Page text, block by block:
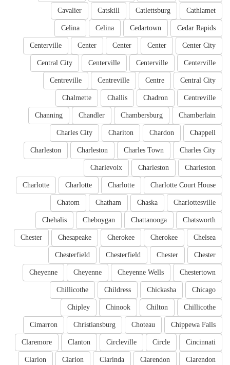
Cathlamet
Catlettsburg
Catskill
Cavalier
Cedar Rapids
Cedartown
Celina
Celina
Center City
Center
Center
Center
Centerville
Centerville
Centerville
Centerville
Central City
Central City
Centre
Centreville
Centreville
Centreville
Chadron
Challis
Chalmette
Chamberlain
Chambersburg
Chandler
Channing
Chappell
Chardon
Chariton
Charles City
Charles City
Charles Town
Charleston
Charleston
Charleston
Charleston
Charlevoix
Charlotte Court House
Charlotte
Charlotte
Charlotte
Charlottesville
Chaska
Chatham
Chatom
Chatsworth
Chattanooga
Cheboygan
Chehalis
Chelsea
Cherokee
Cherokee
Chesapeake
Chester
Chester
Chester
Chesterfield
Chesterfield
Chestertown
Cheyenne Wells
Cheyenne
Cheyenne
Chicago
Chickasha
Childress
Chillicothe
Chillicothe
Chilton
Chinook
Chipley
Chippewa Falls
Choteau
Christiansburg
Cimarron
Cincinnati
Circle
Circleville
Clanton
Claremore
Clarendon
Clarendon
Clarinda
Clarion
Clarion